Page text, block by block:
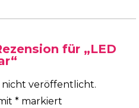
für „LED
nicht veröffentlicht.
* markiert